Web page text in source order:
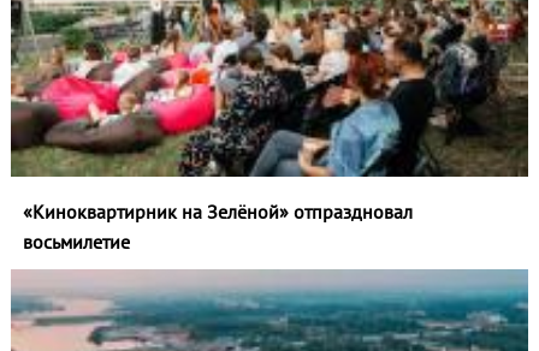
«Киноквартирник на Зелёной» отпраздновал
восьмилетие